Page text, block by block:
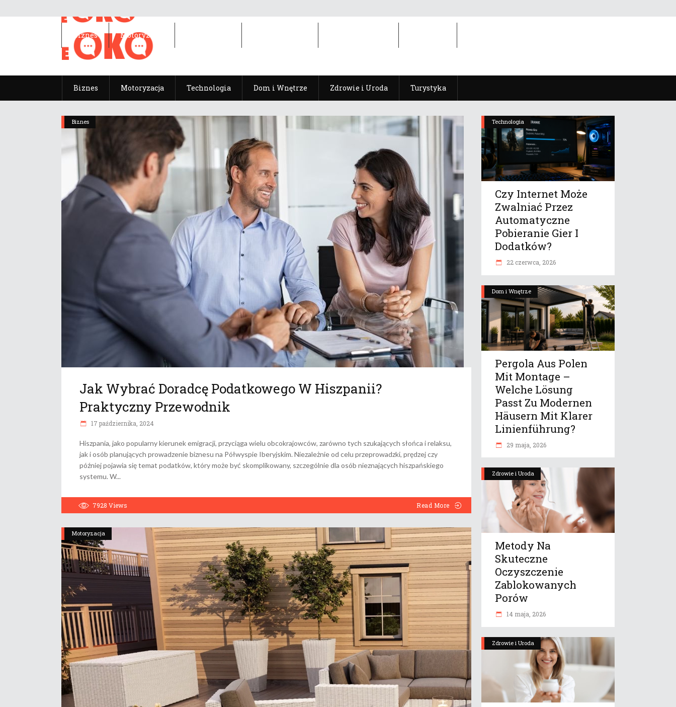
Biznes Motoryzacja Technologia Dom i Wnętrze Zdrowie i Uroda Turystyka
Biznes Motoryzacja
Biznes
Jak Wybrać Doradcę Podatkowego W Hiszpanii?
Praktyczny Przewodnik
17 października, 2024
Hiszpania, jako popularny kierunek emigracji, przyciąga wielu obcokrajowców, zarówno tych szukających słońca i relaksu,
jak i osób planujących prowadzenie biznesu na Półwyspie Iberyjskim. Niezależnie od celu przeprowadzki, prędzej czy
później pojawia się temat podatków, który może być skomplikowany, szczególnie dla osób nieznających hiszpańskiego
systemu. W
7928 Views Read More
Motoryzacja
Technologia
Czy Internet Może
Zwalniać Przez
Automatyczne
Pobieranie Gier I
Dodatków?
22 czerwca, 2026
Dom i Wnętrze
Pergola Aus Polen
Mit Montage –
Welche Lösung
Passt Zu Modernen
Häusern Mit Klarer
Linienführung?
29 maja, 2026
Zdrowie i Uroda
Metody Na
Skuteczne
Oczyszczenie
Zablokowanych
Porów
14 maja, 2026
Zdrowie i Uroda